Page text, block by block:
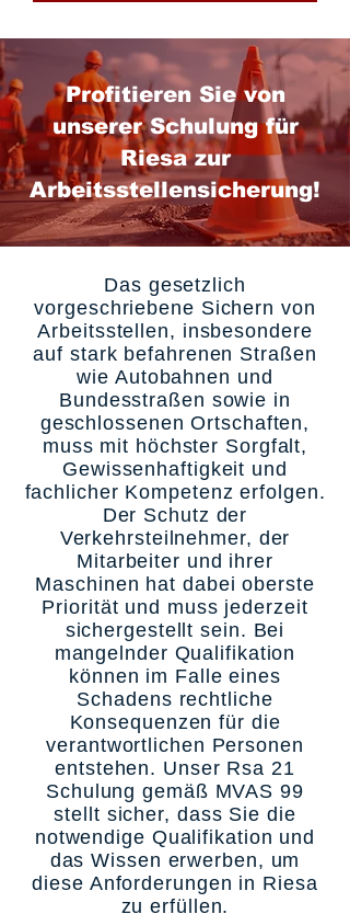
Profitieren Sie von
unserer Schulung für
Riesa zur
Arbeitsstellensicherung!
Das gesetzlich
vorgeschriebene Sichern von
Arbeitsstellen, insbesondere
auf stark befahrenen Straßen
wie Autobahnen und
Bundesstraßen sowie in
geschlossenen Ortschaften,
muss mit höchster Sorgfalt,
Gewissenhaftigkeit und
fachlicher Kompetenz erfolgen.
Der Schutz der
Verkehrsteilnehmer, der
Mitarbeiter und ihrer
Maschinen hat dabei oberste
Priorität und muss jederzeit
sichergestellt sein. Bei
mangelnder Qualifikation
können im Falle eines
Schadens rechtliche
Konsequenzen für die
verantwortlichen Personen
entstehen. Unser Rsa 21
Schulung gemäß MVAS 99
stellt sicher, dass Sie die
notwendige Qualifikation und
das Wissen erwerben, um
diese Anforderungen in Riesa
zu erfüllen.